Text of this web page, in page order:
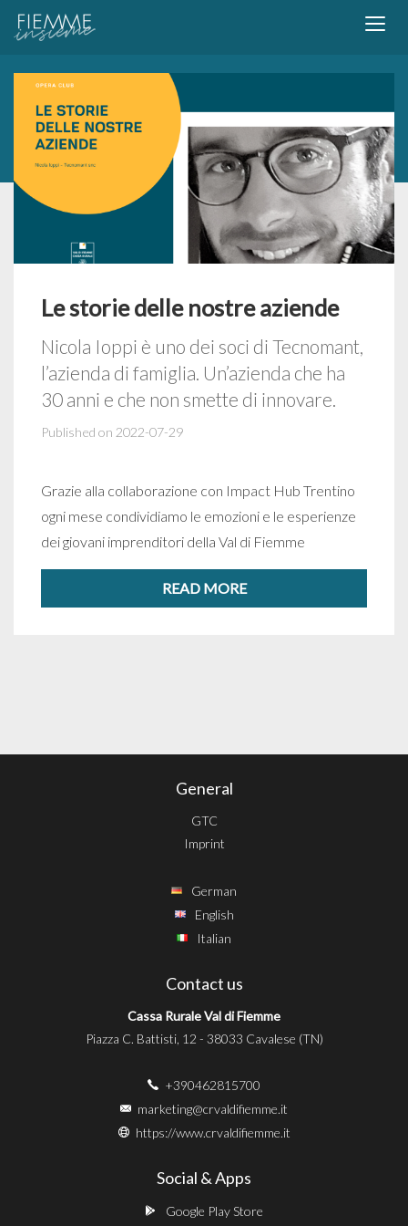
Le storie delle nostre aziende
Nicola Ioppi è uno dei soci di Tecnomant,
l’azienda di famiglia. Un’azienda che ha
30 anni e che non smette di innovare.
Published on 2022-07-29
Grazie alla collaborazione con Impact Hub Trentino
ogni mese condividiamo le emozioni e le esperienze
dei giovani imprenditori della Val di Fiemme
READ MORE
General
GTC
Imprint
German
English
Italian
Contact us
Cassa Rurale Val di Fiemme
Piazza C. Battisti, 12 - 38033 Cavalese (TN)
+390462815700
marketing@crvaldifiemme.it
https://www.crvaldifiemme.it
Social & Apps
Google Play Store